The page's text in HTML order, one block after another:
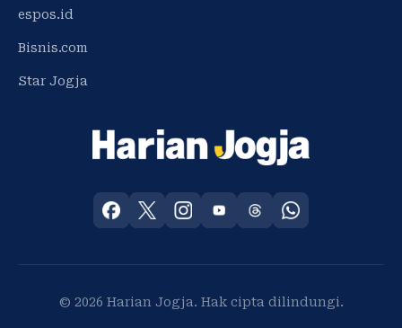
espos.id
Bisnis.com
Star Jogja
© 2026 Harian Jogja. Hak cipta dilindungi.